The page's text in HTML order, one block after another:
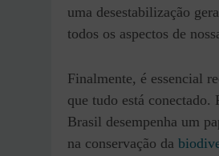
uma desestabilização
todos os aspectos de
Finalmente, é essencial
que tudo está conectado.
Brasil desempenha um
na conservação da